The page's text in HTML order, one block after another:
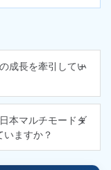
成長を牽引してい
本マルチモードダ
ますか？